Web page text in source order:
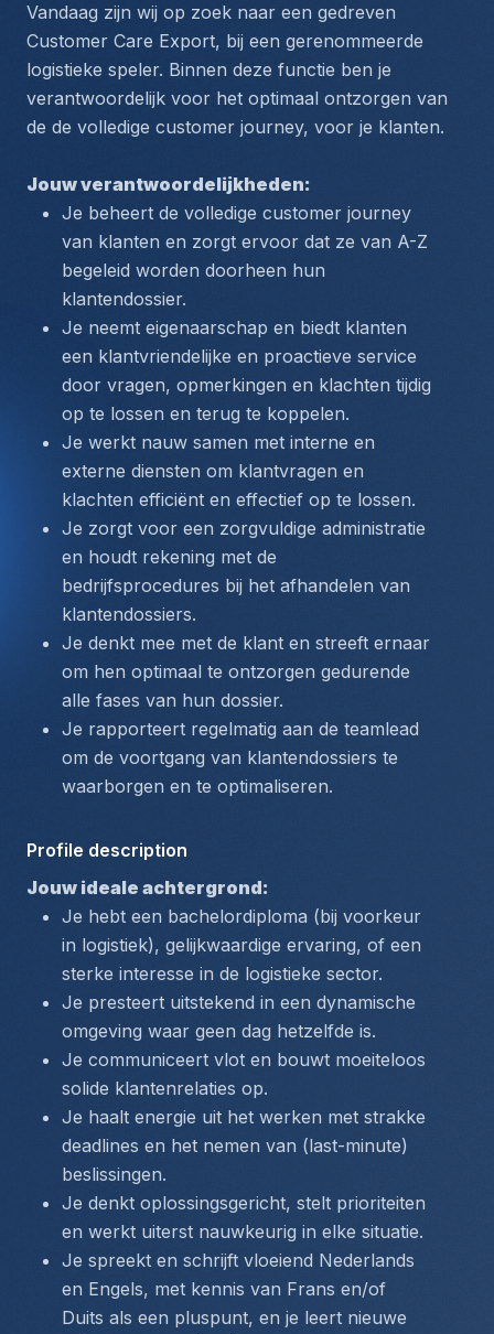
Vandaag zijn wij op zoek naar een gedreven
Customer Care Export, bij een gerenommeerde
logistieke speler. Binnen deze functie ben je
verantwoordelijk voor het optimaal ontzorgen van
de de volledige customer journey, voor je klanten.
Jouw verantwoordelijkheden:
Je beheert de volledige customer journey
van klanten en zorgt ervoor dat ze van A-Z
begeleid worden doorheen hun
klantendossier.
Je neemt eigenaarschap en biedt klanten
een klantvriendelijke en proactieve service
door vragen, opmerkingen en klachten tijdig
op te lossen en terug te koppelen.
Je werkt nauw samen met interne en
externe diensten om klantvragen en
klachten efficiënt en effectief op te lossen.
Je zorgt voor een zorgvuldige administratie
en houdt rekening met de
bedrijfsprocedures bij het afhandelen van
klantendossiers.
Je denkt mee met de klant en streeft ernaar
om hen optimaal te ontzorgen gedurende
alle fases van hun dossier.
Je rapporteert regelmatig aan de teamlead
om de voortgang van klantendossiers te
waarborgen en te optimaliseren.
Profile description
Jouw ideale achtergrond:
Je hebt een bachelordiploma (bij voorkeur
in logistiek), gelijkwaardige ervaring, of een
sterke interesse in de logistieke sector.
Je presteert uitstekend in een dynamische
omgeving waar geen dag hetzelfde is.
Je communiceert vlot en bouwt moeiteloos
solide klantenrelaties op.
Je haalt energie uit het werken met strakke
deadlines en het nemen van (last-minute)
beslissingen.
Je denkt oplossingsgericht, stelt prioriteiten
en werkt uiterst nauwkeurig in elke situatie.
Je spreekt en schrijft vloeiend Nederlands
en Engels, met kennis van Frans en/of
Duits als een pluspunt, en je leert nieuwe